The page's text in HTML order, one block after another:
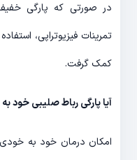
در صورتی که پارگی
تمرینات فیزیوتراپی،
کمک گرفت.
آیا پارگی رباط صلیبی خود
امکان درمان خود به خودی